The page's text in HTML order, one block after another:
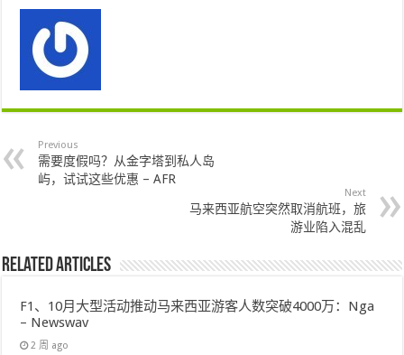
Previous
需要度假吗？从金字塔到私人岛
屿，试试这些优惠 – AFR
Next
马来西亚航空突然取消航班，旅
游业陷入混乱
Related Articles
F1、10月大型活动推动马来西亚游客人数突破4000万：Nga
– Newswav
2 周 ago